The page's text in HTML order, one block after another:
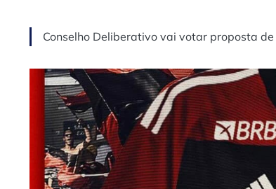
Conselho Deliberativo vai votar proposta